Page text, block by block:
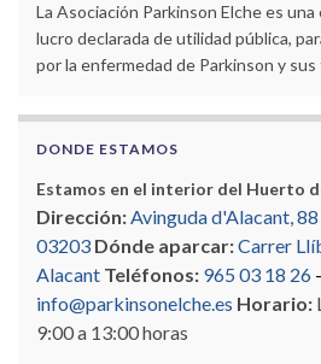
La Asociación Parkinson Elche es
lucro declarada de utilidad pública,
por la enfermedad de Parkinson y sus
DONDE ESTAMOS
Estamos en el interior del Huerto
Dirección:Avinguda d'Alacant,
03203 Dónde aparcar:Carrer
Alacant Teléfonos: 965 03 18 26 -
info@parkinsonelche.es Horario:
9:00 a 13:00 horas